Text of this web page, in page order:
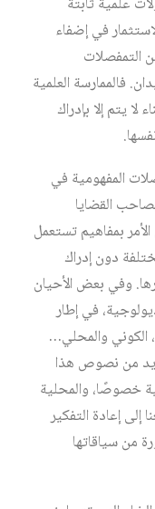
في إضفاء
التمفصلات
فالممارسة العلمية
لا يتم إلا بإدراك
المفهومية في
القضايا
الأمر بمفاهيم تستعمل
دون إدراك
وفي بعض الأحيان
في إطار
الكوني والمحلي…
من نصوص هذا
خصوصًا، والمحلية
إلى إعادة التفكير
من سياقاتها